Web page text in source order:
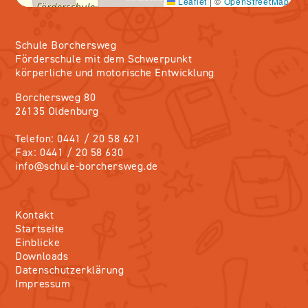
Schule Borchersweg
Förderschule mit dem Schwerpunkt
körperliche und motorische Entwicklung
Borchersweg 80
26135 Oldenburg
Telefon: 0441 / 20 58 621
Fax: 0441 / 20 58 630
info@schule-borchersweg.de
Kontakt
Startseite
Einblicke
Downloads
Datenschutzerklärung
Impressum